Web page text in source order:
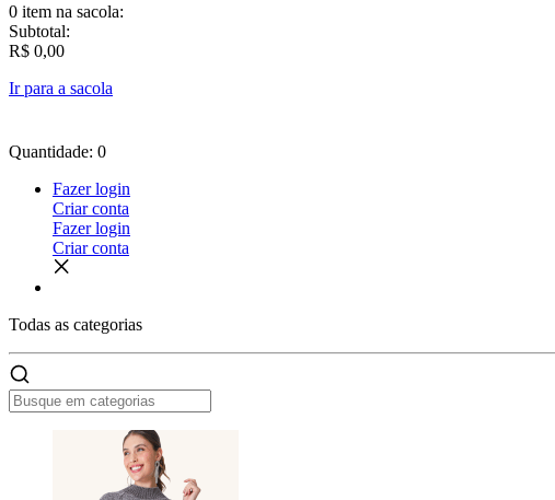
0 item na sacola:
Subtotal:
R$ 0,00
Ir para a sacola
Quantidade: 0
Fazer login
Criar conta
Fazer login
Criar conta
Todas as categorias